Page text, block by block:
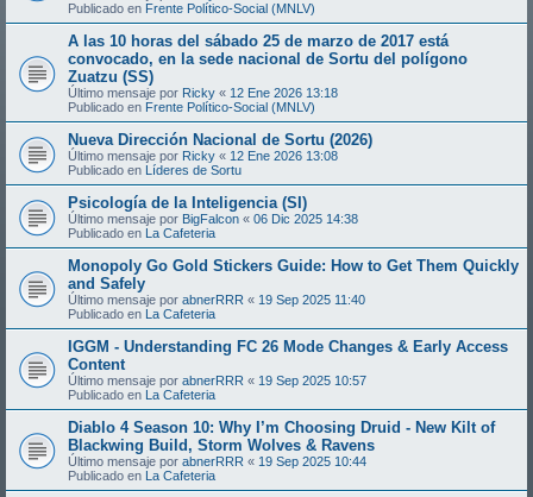
Publicado en Frente Político-Social (MNLV)
A las 10 horas del sábado 25 de marzo de 2017 está
convocado, en la sede nacional de Sortu del polígono
Zuatzu (SS)
Último mensaje por Ricky « 12 Ene 2026 13:18
Publicado en Frente Político-Social (MNLV)
Nueva Dirección Nacional de Sortu (2026)
Último mensaje por Ricky « 12 Ene 2026 13:08
Publicado en Líderes de Sortu
Psicología de la Inteligencia (SI)
Último mensaje por BigFalcon « 06 Dic 2025 14:38
Publicado en La Cafeteria
Monopoly Go Gold Stickers Guide: How to Get Them Quickly
and Safely
Último mensaje por abnerRRR « 19 Sep 2025 11:40
Publicado en La Cafeteria
IGGM - Understanding FC 26 Mode Changes & Early Access
Content
Último mensaje por abnerRRR « 19 Sep 2025 10:57
Publicado en La Cafeteria
Diablo 4 Season 10: Why I’m Choosing Druid - New Kilt of
Blackwing Build, Storm Wolves & Ravens
Último mensaje por abnerRRR « 19 Sep 2025 10:44
Publicado en La Cafeteria